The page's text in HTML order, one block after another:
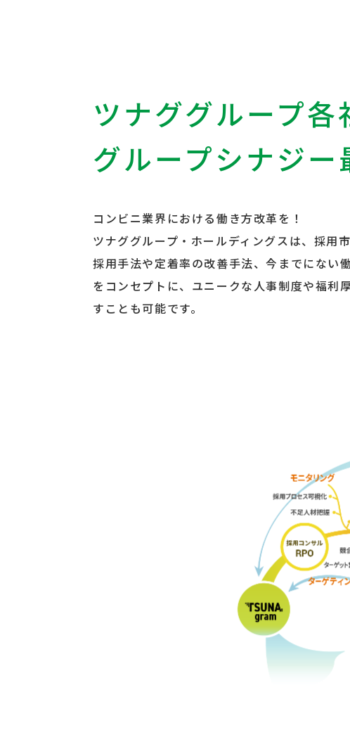
ツナググループ各
グループシナジー
コンビニ業界における働き方改革を！
ツナググループ・ホールディングスは、採用
採用手法や定着率の改善手法、今までにない
をコンセプトに、ユニークな人事制度や福利
すことも可能です。